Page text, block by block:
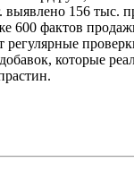
выявлено 156
600 фактов
проверки
которые